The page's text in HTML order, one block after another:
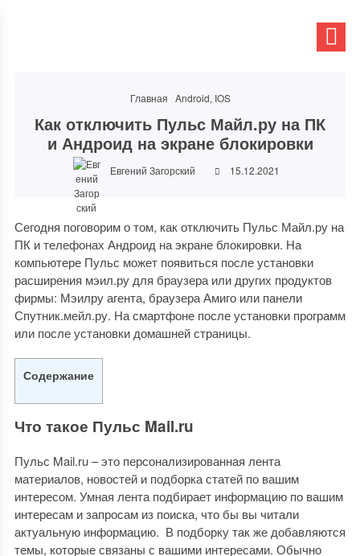
Главная Android, IOS
Как отключить Пульс Майл.ру на ПК
и Андроид на экране блокировки
Евгений Загорский 15.12.2021
Сегодня поговорим о том, как отключить Пульс Майл.ру на
ПК и телефонах Андроид на экране блокировки. На
компьютере Пульс может появиться после установки
расширения мэил.ру для браузера или других продуктов
фирмы: Мэилру агента, браузера Амиго или панели
Спутник.мейл.ру. На смартфоне после установки программ
или после установки домашней страницы.
Содержание
Что такое Пульс Mail.ru
Пульс Mail.ru – это персонализированная лента
материалов, новостей и подборка статей по вашим
интересом. Умная лента подбирает информацию по вашим
интересам и запросам из поиска, что бы вы читали
актуальную информацию. В подборку так же добавляются
темы, которые связаны с вашими интересами. Обычно